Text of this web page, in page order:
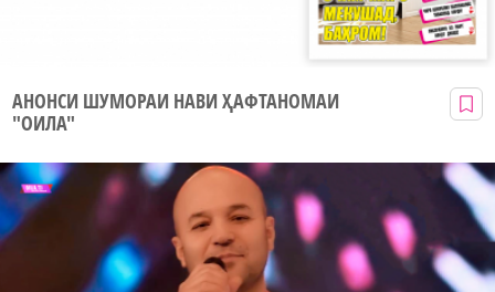
АНОНСИ ШУМОРАИ НАВИ ҲАФТАНОМАИ
"ОИЛА"